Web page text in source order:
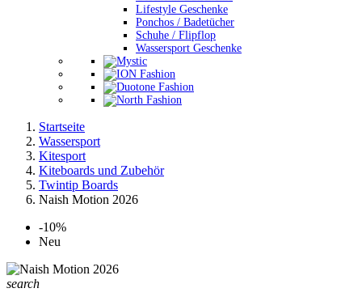
Lifestyle Geschenke
Ponchos / Badetücher
Schuhe / Flipflop
Wassersport Geschenke
Startseite
Wassersport
Kitesport
Kiteboards und Zubehör
Twintip Boards
Naish Motion 2026
-10%
Neu
search